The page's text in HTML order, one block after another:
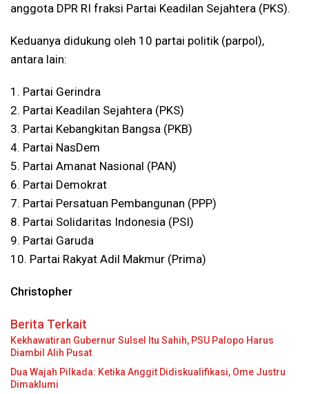
anggota DPR RI fraksi Partai Keadilan Sejahtera (PKS).
Keduanya didukung oleh 10 partai politik (parpol),
antara lain:
1. Partai Gerindra
2. Partai Keadilan Sejahtera (PKS)
3. Partai Kebangkitan Bangsa (PKB)
4. Partai NasDem
5. Partai Amanat Nasional (PAN)
6. Partai Demokrat
7. Partai Persatuan Pembangunan (PPP)
8. Partai Solidaritas Indonesia (PSI)
9. Partai Garuda
10. Partai Rakyat Adil Makmur (Prima)
Christopher
Berita Terkait
Kekhawatiran Gubernur Sulsel Itu Sahih, PSU Palopo Harus
Diambil Alih Pusat
Dua Wajah Pilkada: Ketika Anggit Didiskualifikasi, Ome Justru
Dimaklumi